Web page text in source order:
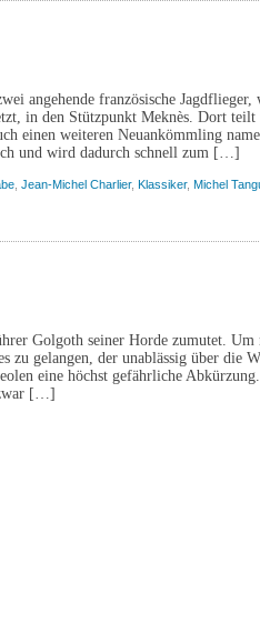
angehende französische Jagdflieger,
in den Stützpunkt Meknès. Dort teilt
einen weiteren Neuankömmling
und wird dadurch schnell zum […]
Jean-Michel Charlier, Klassiker, Michel
Golgoth seiner Horde zumutet. Um
zu gelangen, der unablässig über die
eine höchst gefährliche
[…]